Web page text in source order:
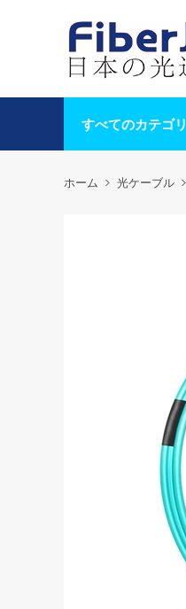
すべてのカテゴリ
ホーム 光ケーブル